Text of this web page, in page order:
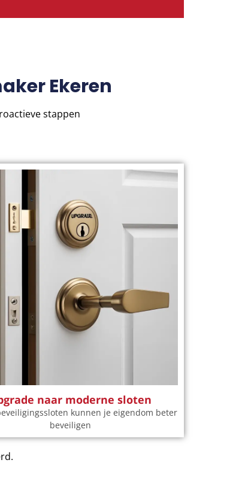
Ekeren
stappen
naar moderne sloten
kunnen je eigendom beter
beveiligen